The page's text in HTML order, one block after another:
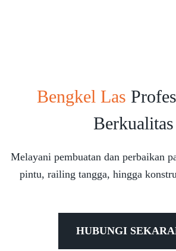
Bengkel Las
Berkualitas
Melayani pembuatan dan perbaikan
pintu, railing tangga, hingga
HUBUNGI